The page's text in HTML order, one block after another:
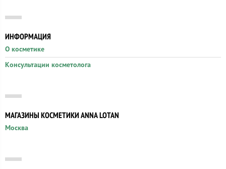
ИНФОРМАЦИЯ
О косметике
Консультации косметолога
МАГАЗИНЫ КОСМЕТИКИ ANNA LOTAN
Москва